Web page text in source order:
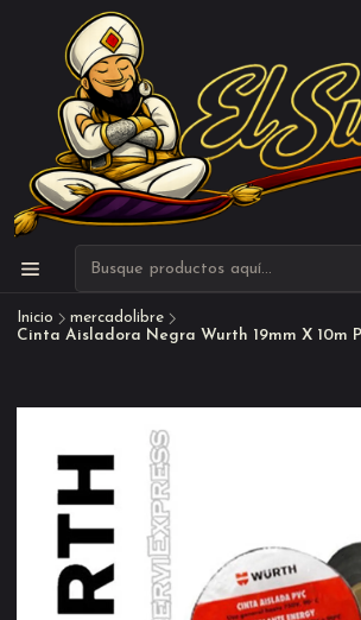
Inicio
mercadolibre
Cinta Aisladora Negra Wurth 19mm X 10m